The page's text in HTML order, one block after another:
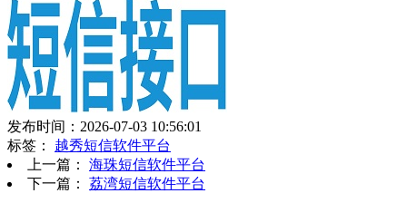
发布时间：2026-07-03 10:56:01
标签： 越秀短信软件平台
上一篇： 海珠短信软件平台
下一篇： 荔湾短信软件平台